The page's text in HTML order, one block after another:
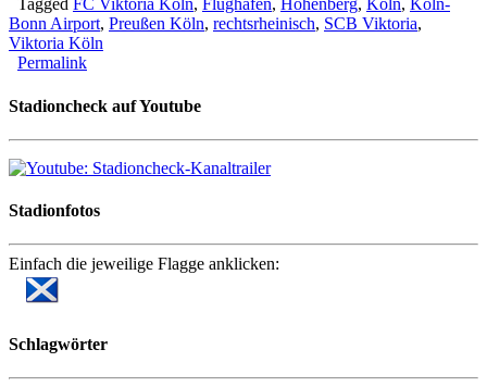
Tagged FC Viktoria Köln, Flughafen, Höhenberg, Köln, Köln-
Bonn Airport, Preußen Köln, rechtsrheinisch, SCB Viktoria,
Viktoria Köln
Permalink
Stadioncheck auf Youtube
Stadionfotos
Einfach die jeweilige Flagge anklicken:
Schlagwörter